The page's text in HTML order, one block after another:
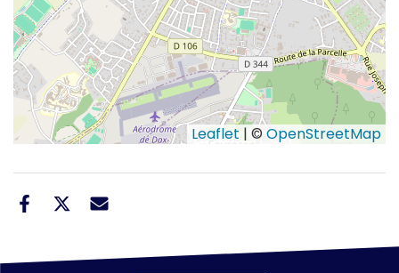
Leaflet | ©OpenStreetMap